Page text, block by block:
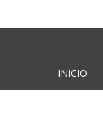
INICIO